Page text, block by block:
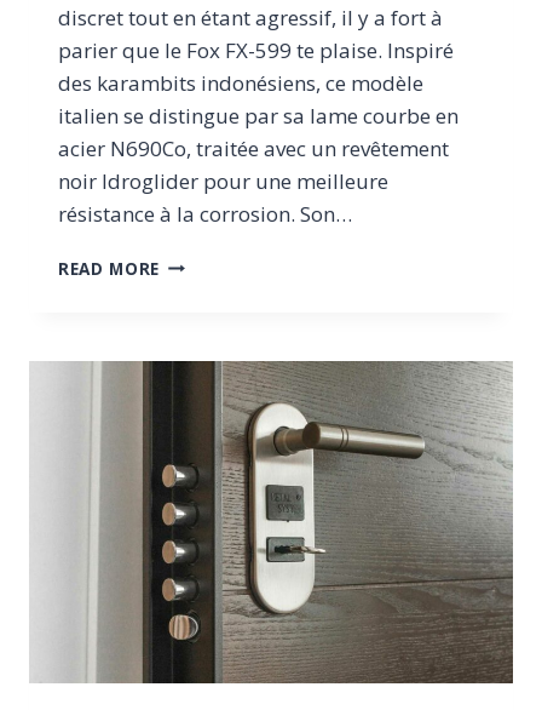
discret tout en étant agressif, il y a fort à
parier que le Fox FX-599 te plaise. Inspiré
des karambits indonésiens, ce modèle
italien se distingue par sa lame courbe en
acier N690Co, traitée avec un revêtement
noir Idroglider pour une meilleure
résistance à la corrosion. Son…
READ MORE FOX
KARAMBIT
ITALIEN
SYSTÈME
D’OUVERTURE
EMERSON
WAVE